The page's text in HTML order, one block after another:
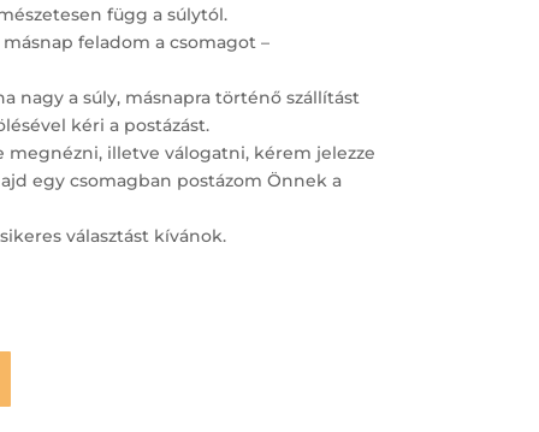
függ a súlytól.
feladom a csomagot –
nagy a súly, másnapra történő szállítást
kéri a postázást.
illetve válogatni, kérem jelezze
egy csomagban postázom Önnek a
választást kívánok.